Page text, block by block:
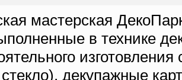
мастерская
в технике
декупажные